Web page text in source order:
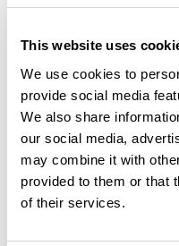
This website uses
We use cookies to
provide social media
We also share
our social media,
may combine it with
provided to them or that
of their services.
Découvrez ce parcours de